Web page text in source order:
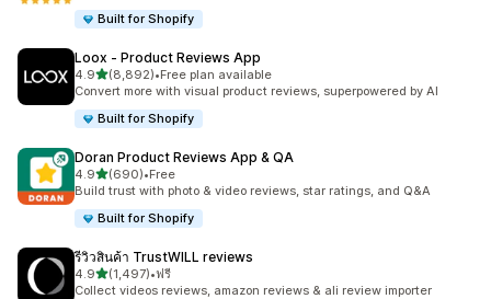
Built for Shopify
Loox ‑ Product Reviews App
4.9เต็ม 5 ดาว
(8,892)
ทั้งหมด 8892 รีวิว
•Free plan available
Convert more with visual product reviews, superpowered by AI
Built for Shopify
Doran Product Reviews App & QA
4.9เต็ม 5 ดาว
(690)
ทั้งหมด 690 รีวิว
•Free
Build trust with photo & video reviews, star ratings, and Q&A
Built for Shopify
รีวิวสินค้า TrustWILL reviews
4.9เต็ม 5 ดาว
(1,497)
ทั้งหมด 1497 รีวิว
•ฟรี
Collect videos reviews, amazon reviews & ali review importer